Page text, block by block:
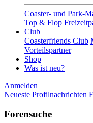
Coaster- und Park-
Top & Flop
Club
Coasterfriends Club
Vorteilspartner
Shop
Was ist neu?
Anmelden
Neueste Profilnachrichten
Forensuche